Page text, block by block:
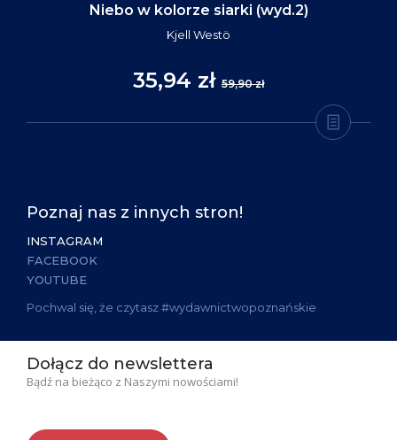
Niebo w kolorze siarki (wyd.2)
Kjell Westö
35,94 zł 59,90 zł
Poznaj nas z innych stron!
INSTAGRAM
FACEBOOK
YOUTUBE
Pochwal się, że czytasz #wydawnictwopoznańskie
Dołącz do newslettera
Bądź na bieżąco z Naszymi nowościami!